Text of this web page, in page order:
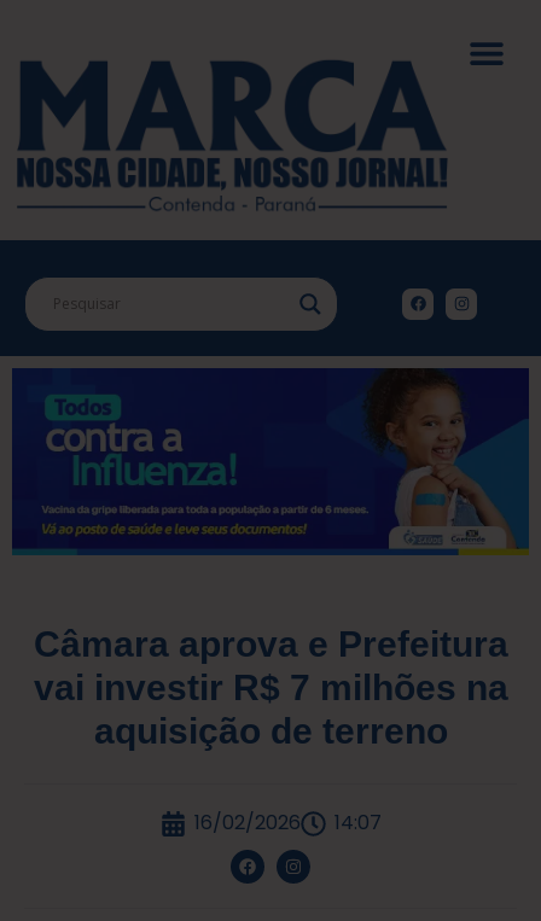
Câmara aprova e Prefeitura
vai investir R$ 7 milhões na
aquisição de terreno
16/02/2026 14:07